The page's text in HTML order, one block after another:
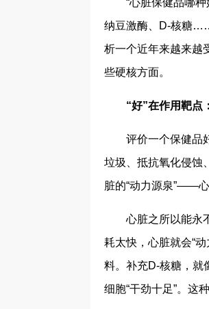
“心脏保健品哪
纳豆激酶、D-核糖
析一个近年来越来越
些硬核方面。
“好”在作用靶点
评价一个保健品
垃圾、抵抗氧化侵蚀
脏的“动力源泉”——
心脏之所以能永
耗太快，心脏就会“
料。补充D-核糖，就
细胞“干劲十足”。这